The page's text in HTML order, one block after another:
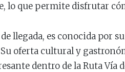
lo que permite disfrutar
llegada, es conocida por
oferta cultural y
dentro de la Ruta Vía